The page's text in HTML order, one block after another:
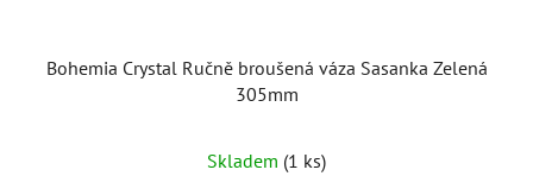
Bohemia Crystal Ručně broušená váza Sasanka Zelená
305mm
Skladem (1 ks)